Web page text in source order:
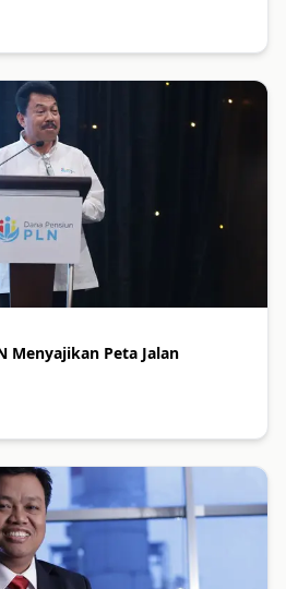
Menyajikan Peta Jalan